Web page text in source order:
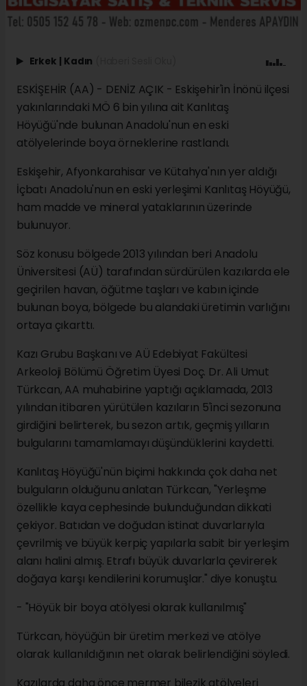
Erkek | Kadın
ESKİŞEHİR (AA) - DENİZ AÇIK - Eskişehir'in İnönü ilçesi
yakınlarındaki MÖ 6 bin yılına ait Kanlıtaş
Höyüğü'nde bulunan Anadolu'nun en eski
atölyelerinde boya örneklerine rastlandı.
Eskişehir, Afyonkarahisar ve Kütahya'nın yer aldığı
İçbatı Anadolu'nun en eski yerleşimi Kanlıtaş Höyüğü,
ham madde ve mineral yataklarının üzerinde
bulunuyor.
Söz konusu bölgede 2013 yılından beri Anadolu
Üniversitesi (AÜ) tarafından sürdürülen kazılarda ele
geçirilen havan, öğütme taşları ve kabın içinde
bulunan boya, bölgede bu alandaki üretimin varlığını
ortaya çıkarttı.
Kazı Grubu Başkanı ve AÜ Edebiyat Fakültesi
Arkeoloji Bölümü Öğretim Üyesi Doç. Dr. Ali Umut
Türkcan, AA muhabirine yaptığı açıklamada, 2013
yılından itibaren yürütülen kazıların 5'inci sezonuna
girdiğini belirterek, bu sezon artık, geçmiş yılların
bulgularını tamamlamayı düşündüklerini kaydetti.
Kanlıtaş Höyüğü'nün biçimi hakkında çok daha net
bulguların olduğunu anlatan Türkcan, "Yerleşme
özellikle kaya cephesinde bulunduğundan dikkati
çekiyor. Batıdan ve doğudan istinat duvarlarıyla
çevrilmiş ve büyük kerpiç yapılarla sabit bir yerleşim
alanı halini almış. Etrafı büyük duvarlarla çevirerek
doğaya karşı kendilerini korumuşlar." diye konuştu.
- "Höyük bir boya atölyesi olarak kullanılmış"
Türkcan, höyüğün bir üretim merkezi ve atölye
olarak kullanıldığının net olarak belirlendiğini söyledi.
Kazılarda daha önce mermer bilezik atölyeleri